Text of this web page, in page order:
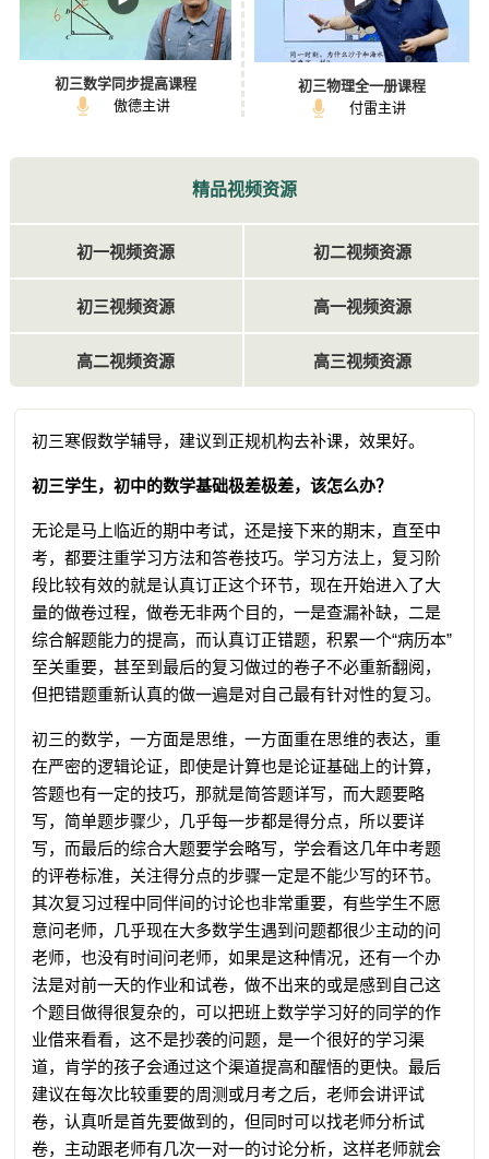
初三数学同步提高课程
傲德主讲
初三物理全一册课程
付雷主讲
精品视频资源
初一视频资源 初二视频资源
初三视频资源 高一视频资源
高二视频资源 高三视频资源
初三寒假数学辅导，建议到正规机构去补课，效果好。
初三学生，初中的数学基础极差极差，该怎么办？
无论是马上临近的期中考试，还是接下来的期末，直至中
考，都要注重学习方法和答卷技巧。学习方法上，复习阶
段比较有效的就是认真订正这个环节，现在开始进入了大
量的做卷过程，做卷无非两个目的，一是查漏补缺，二是
综合解题能力的提高，而认真订正错题，积累一个“病历本”
至关重要，甚至到最后的复习做过的卷子不必重新翻阅，
但把错题重新认真的做一遍是对自己最有针对性的复习。
初三的数学，一方面是思维，一方面重在思维的表达，重
在严密的逻辑论证，即使是计算也是论证基础上的计算，
答题也有一定的技巧，那就是简答题详写，而大题要略
写，简单题步骤少，几乎每一步都是得分点，所以要详
写，而最后的综合大题要学会略写，学会看这几年中考题
的评卷标准，关注得分点的步骤一定是不能少写的环节。
其次复习过程中同伴间的讨论也非常重要，有些学生不愿
意问老师，几乎现在大多数学生遇到问题都很少主动的问
老师，也没有时间问老师，如果是这种情况，还有一个办
法是对前一天的作业和试卷，做不出来的或是感到自己这
个题目做得很复杂的，可以把班上数学学习好的同学的作
业借来看看，这不是抄袭的问题，是一个很好的学习渠
道，肯学的孩子会通过这个渠道提高和醒悟的更快。最后
建议在每次比较重要的周测或月考之后，老师会讲评试
卷，认真听是首先要做到的，但同时可以找老师分析试
卷，主动跟老师有几次一对一的讨论分析，这样老师就会